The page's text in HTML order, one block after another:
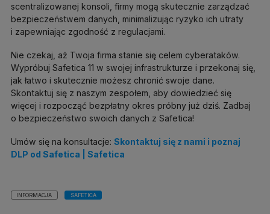
scentralizowanej konsoli, firmy mogą skutecznie zarządzać
bezpieczeństwem danych, minimalizując ryzyko ich utraty
i zapewniając zgodność z regulacjami.
Nie czekaj, aż Twoja firma stanie się celem cyberataków.
Wypróbuj Safetica 11 w swojej infrastrukturze i przekonaj się,
jak łatwo i skutecznie możesz chronić swoje dane.
Skontaktuj się z naszym zespołem, aby dowiedzieć się
więcej i rozpocząć bezpłatny okres próbny już dziś. Zadbaj
o bezpieczeństwo swoich danych z Safetica!
Umów się na konsultacje: Skontaktuj się z nami i poznaj
DLP od Safetica | Safetica
INFORMACJA SAFETICA